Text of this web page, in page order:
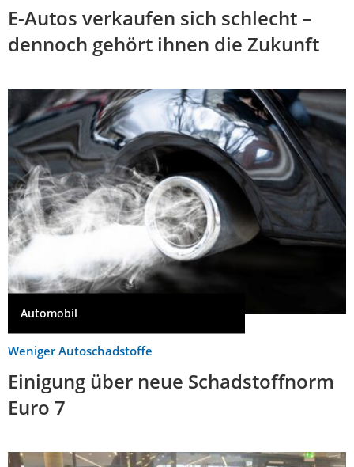
E-Autos verkaufen sich schlecht –
dennoch gehört ihnen die Zukunft
Automobil
Weniger Autoschadstoffe
Einigung über neue Schadstoffnorm
Euro 7